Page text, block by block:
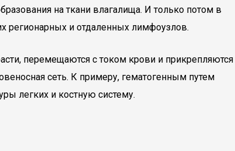
на ткани влагалища. И только потом в
регионарных и отдаленных лимфоузлов.
перемещаются с током крови и прикрепляются
сеть. К примеру, гематогенным путем
легких и костную систему.